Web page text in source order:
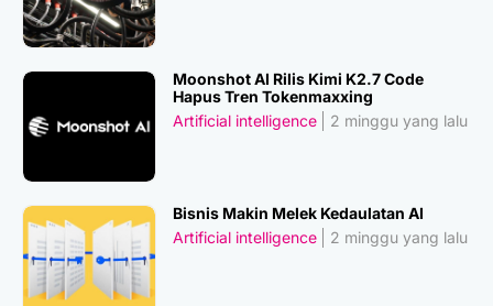
Moonshot AI Rilis Kimi K2.7 Code
Hapus Tren Tokenmaxxing
Artificial intelligence
2 minggu yang lalu
Bisnis Makin Melek Kedaulatan AI
Artificial intelligence
2 minggu yang lalu